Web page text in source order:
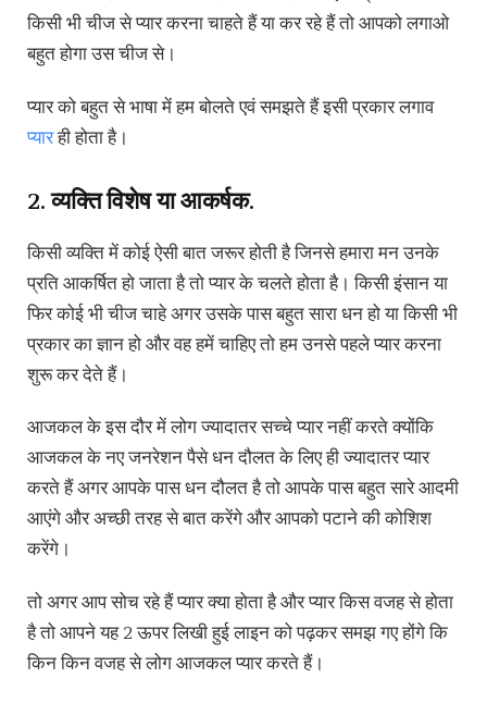
किसी भी चीज से प्यार करना चाहते हैं या कर रहे हैं तो आपको लगाओ
बहुत होगा उस चीज से।
प्यार को बहुत से भाषा में हम बोलते एवं समझते हैं इसी प्रकार लगाव
प्यारही होता है।
2. व्यक्ति विशेष या आकर्षक.
किसी व्यक्ति में कोई ऐसी बात जरूर होती है जिनसे हमारा मन उनके
प्रति आकर्षित हो जाता है तो प्यार के चलते होता है। किसी इंसान या
फिर कोई भी चीज चाहे अगर उसके पास बहुत सारा धन हो या किसी भी
प्रकार का ज्ञान हो और वह हमें चाहिए तो हम उनसे पहले प्यार करना
शुरू कर देते हैं।
आजकल के इस दौर में लोग ज्यादातर सच्चे प्यार नहीं करते क्योंकि
आजकल के नए जनरेशन पैसे धन दौलत के लिए ही ज्यादातर प्यार
करते हैं अगर आपके पास धन दौलत है तो आपके पास बहुत सारे आदमी
आएंगे और अच्छी तरह से बात करेंगे और आपको पटाने की कोशिश
करेंगे।
तो अगर आप सोच रहे हैं प्यार क्या होता है और प्यार किस वजह से होता
है तो आपने यह 2 ऊपर लिखी हुई लाइन को पढ़कर समझ गए होंगे कि
किन किन वजह से लोग आजकल प्यार करते हैं।